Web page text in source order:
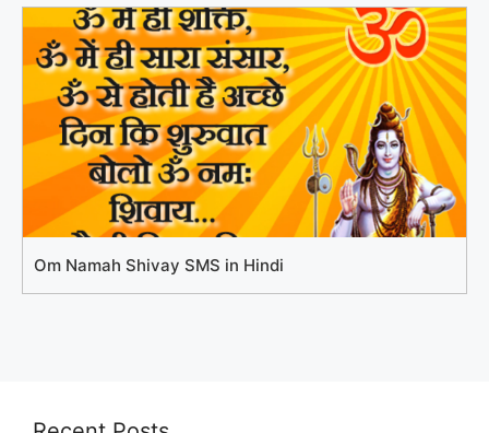
Om Namah Shivay SMS in Hindi